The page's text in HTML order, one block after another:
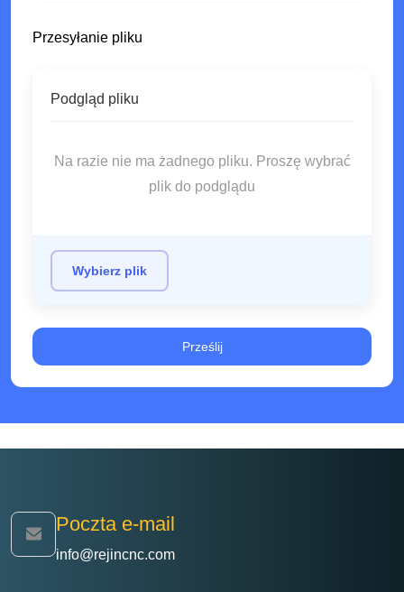
Przesyłanie pliku
Podgląd pliku
Na razie nie ma żadnego pliku. Proszę wybrać
plik do podglądu
Wybierz plik
Poczta e-mail
info@rejincnc.com